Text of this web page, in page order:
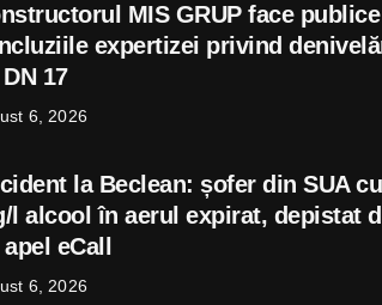
MIS GRUP face publice
expertizei privind
17
6, 2026
la Beclean: șofer din SUA
l alcool în aerul expirat, depistat
eCall
6, 2026